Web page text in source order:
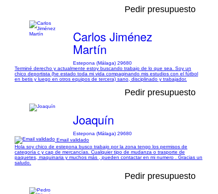
Pedir presupuesto
Carlos Jiménez
Martín
Estepona (Málaga) 29680
Terminé derecho y actualmente estoy buscando trabajo de lo que sea. Soy un
chico deportista (he estado toda mi vida compaginando mis estudios con el fútbol
en betis y luego en otros equipos de tercera) sano, disciplinado y trabajador.
Pedir presupuesto
Joaquín
Estepona (Málaga) 29680
Email validado
Hola soy chico de estepona busco trabajo por la zona tengo los permisos de
categoría c y cap de mercancías. Cualquier tipo de mudanza o trasporte de
paquetes, maquinaria y muchos más , pueden contactar en mi numero . Gracias un
saludo.
Pedir presupuesto